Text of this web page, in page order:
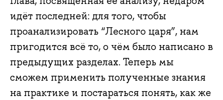
идёт последней: для того, чтобы
проанализировать “Лесного царя”, нам
пригодится всё то, о чём было написано в
предыдущих разделах. Теперь мы
сможем применить полученные знания
на практике и постараться понять, как же